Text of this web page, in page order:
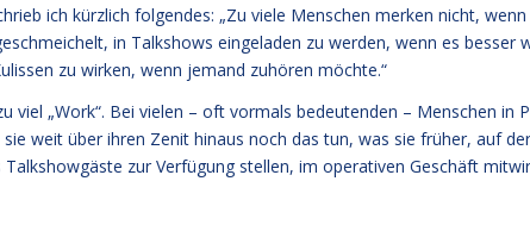
ich kürzlich folgendes: „Zu viele Menschen merken nicht,
in Talkshows eingeladen zu werden, wenn es besser
zu wirken, wenn jemand zuhören möchte.“
viel „Work“. Bei vielen – oft vormals bedeutenden – Menschen in
weit über ihren Zenit hinaus noch das tun, was sie früher, auf
Talkshowgäste zur Verfügung stellen, im operativen Geschäft